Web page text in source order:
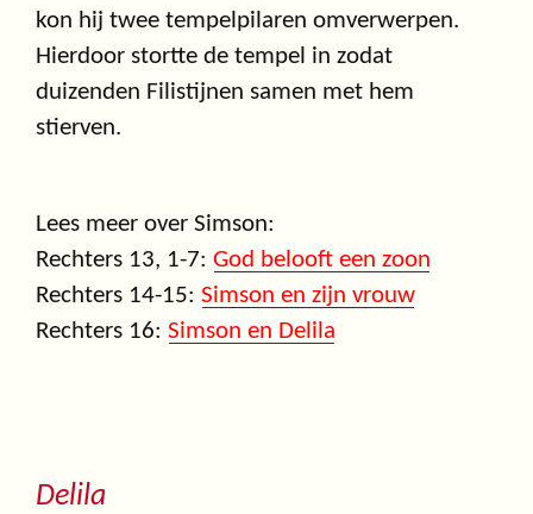
kon hij twee tempelpilaren omverwerpen.
Hierdoor stortte de tempel in zodat
duizenden Filistijnen samen met hem
stierven.
Lees meer over Simson:
Rechters 13, 1-7: God belooft een zoon
Rechters 14-15: Simson en zijn vrouw
Rechters 16: Simson en Delila
Delila